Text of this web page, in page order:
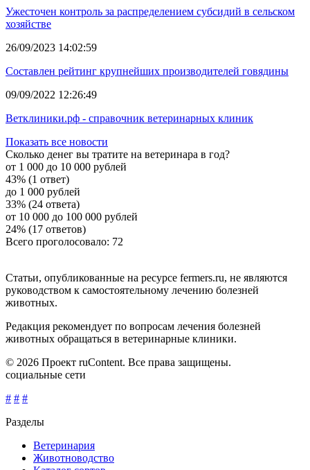
Ужесточен контроль за распределением субсидий в сельском
хозяйстве
26/09/2023 14:02:59
Составлен рейтинг крупнейших производителей говядины
09/09/2022 12:26:49
Ветклиники.рф - справочник ветеринарных клиник
Показать все новости
Сколько денег вы тратите на ветеринара в год?
от 1 000 до 10 000 рублей
43% (1 ответ)
до 1 000 рублей
33% (24 ответа)
от 10 000 до 100 000 рублей
24% (17 ответов)
Всего проголосовало: 72
Статьи, опубликованные на ресурсе fermers.ru, не являются
руководством к самостоятельному лечению болезней
животных.
Редакция рекомендует по вопросам лечения болезней
животных обращаться в ветеринарные клиники.
© 2026 Проект ruContent. Все права защищены.
социальные сети
# # #
Разделы
Ветеринария
Животноводство